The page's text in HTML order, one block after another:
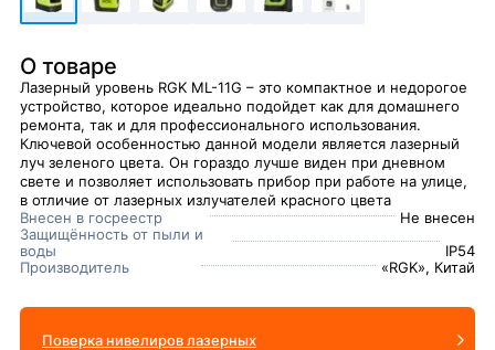
О товаре
Лазерный уровень RGK ML-11G – это компактное и недорогое
устройство, которое идеально подойдет как для домашнего
ремонта, так и для профессионального использования.
Ключевой особенностью данной модели является лазерный
луч зеленого цвета. Он гораздо лучше виден при дневном
свете и позволяет использовать прибор при работе на улице,
в отличие от лазерных излучателей красного цвета
Внесен в госреестр
Не внесен
Защищённость от пыли и
воды
IP54
Производитель
«RGK», Китай
Поверка нивелиров лазерных